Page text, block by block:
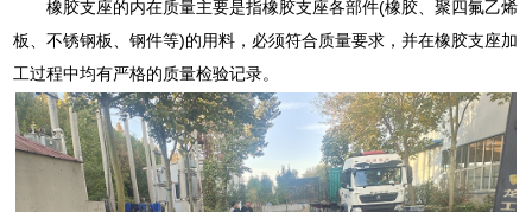
橡胶支座的内在质量主要是指橡胶支座各部件(橡胶、聚四氟乙烯
板、不锈钢板、钢件等)的用料，必须符合质量要求，并在橡胶支座加
工过程中均有严格的质量检验记录。